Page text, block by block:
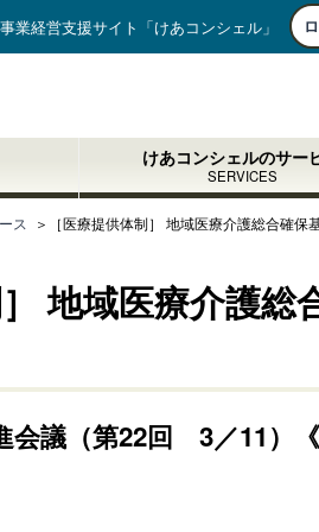
業経営支援サイト「けあコンシェル」
けあコンシェルのサー
SERVICES
ス ＞ ［医療提供体制］ 地域医療介護総合確
］ 地域医療介護
会議（第22回 3／11）《